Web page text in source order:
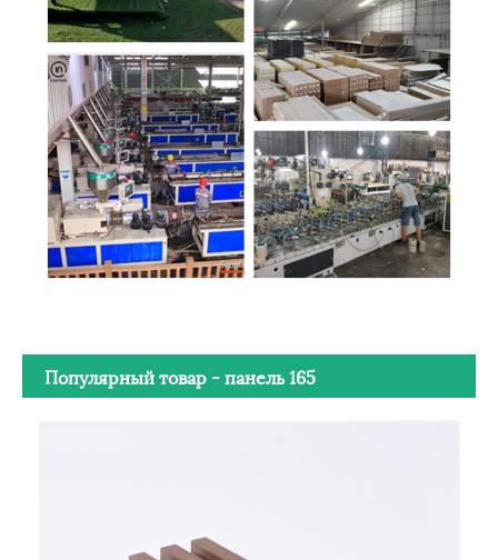
Популярный товар - панель 165